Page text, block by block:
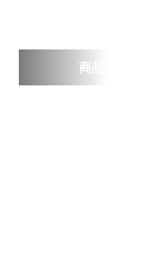
商品を選ぶ